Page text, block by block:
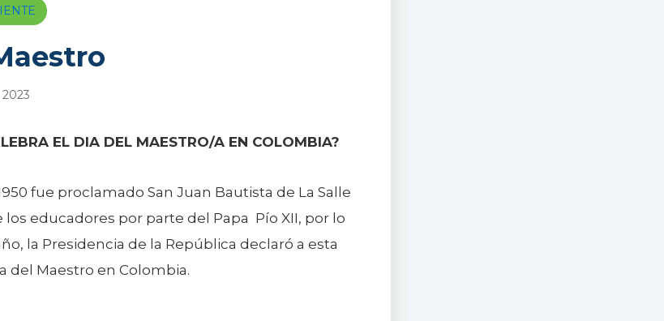
2023
EL DIA DEL MAESTRO/A EN COLOMBIA?
fue proclamado San Juan Bautista de La Salle
educadores por parte del Papa Pío XII, por lo
la Presidencia de la República declaró a esta
del Maestro en Colombia.